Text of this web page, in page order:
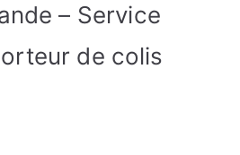
– Service
de colis